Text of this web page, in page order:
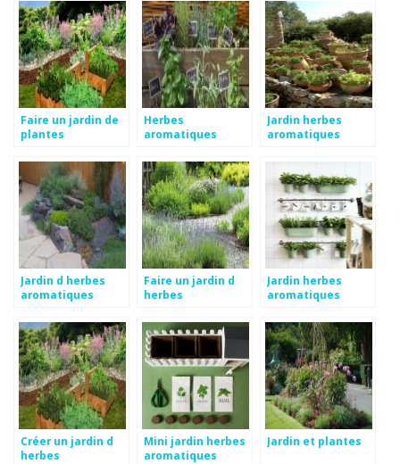
Faire un jardin de
plantes
Herbes
aromatiques
Jardin herbes
aromatiques
Jardin d herbes
aromatiques
Faire un jardin d
herbes
Jardin herbes
aromatiques
Créer un jardin d
herbes
Mini jardin herbes
aromatiques
Jardin et plantes